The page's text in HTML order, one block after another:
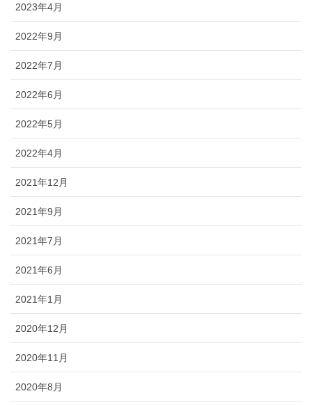
2023年4月
2022年9月
2022年7月
2022年6月
2022年5月
2022年4月
2021年12月
2021年9月
2021年7月
2021年6月
2021年1月
2020年12月
2020年11月
2020年8月